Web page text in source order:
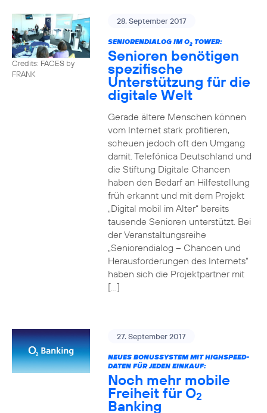
Credits: FACES by
FRANK
28. September 2017
SENIORENDIALOG IM O2TOWER:
Senioren benötigen
spezifische
Unterstützung für die
digitale Welt
Gerade ältere Menschen können
vom Internet stark profitieren,
scheuen jedoch oft den Umgang
damit. Telefónica Deutschland und
die Stiftung Digitale Chancen
haben den Bedarf an Hilfestellung
früh erkannt und mit dem Projekt
„Digital mobil im Alter“ bereits
tausende Senioren unterstützt. Bei
der Veranstaltungsreihe
„Seniorendialog – Chancen und
Herausforderungen des Internets“
haben sich die Projektpartner mit
[…]
27. September 2017
NEUES BONUSSYSTEM MIT HIGHSPEED-
DATEN FÜR JEDEN EINKAUF:
Noch mehr mobile
Freiheit für O2
Banking